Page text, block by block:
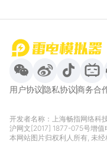
用户协议隐私协议商务合
开发者名称：上海畅指网络科
沪网文[2017] 1877-075号增值
本网站图片归权利人所有, 未
首页
微信
微博 抖音 哔哩